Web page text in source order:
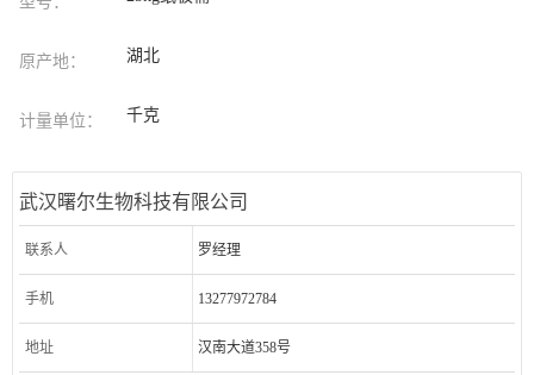
原产地： 湖北
计量单位： 千克
武汉曙尔生物科技有限公司
联系人 罗经理
手机 13277972784
地址 汉南大道358号